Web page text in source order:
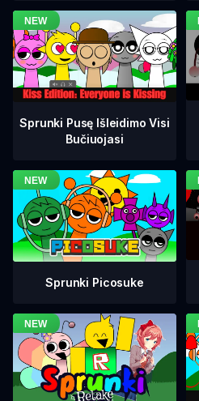
Sprunki Pusę Išleidimo Visi
Bučiuojasi
Sprunki Picosuke